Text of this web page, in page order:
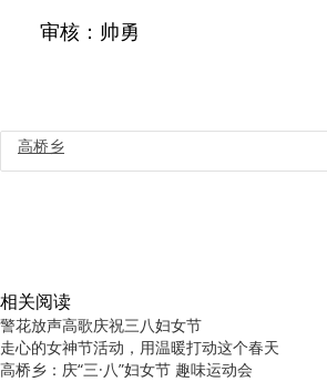
审核：帅勇
高桥乡
相关阅读
警花放声高歌庆祝三八妇女节
走心的女神节活动，用温暖打动这个春天
高桥乡：庆“三·八”妇女节 趣味运动会